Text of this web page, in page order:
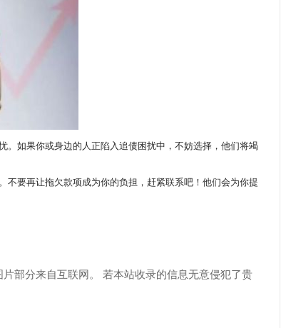
。如果你或身边的人正陷入追债困扰中，不妨选择，他们将竭
要再让拖欠款项成为你的负担，赶紧联系吧！他们会为你提
片部分来自互联网。 若本站收录的信息无意侵犯了贵